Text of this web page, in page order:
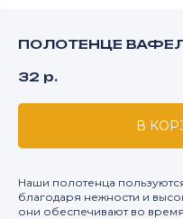
ПОЛОТЕНЦЕ
32 р.
В
Наши полотенца
благодаря нежности и
они обеспечивают во